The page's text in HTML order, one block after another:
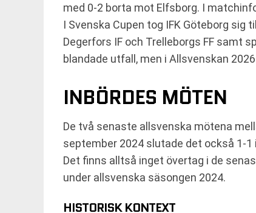
med 0-2 borta mot Elfsborg. I
I Svenska Cupen tog IFK Göteborg
Degerfors IF och Trelleborgs FF samt
blandade utfall, men i Allsvenskan
INBÖRDES MÖTEN
De två senaste allsvenska mötena
september 2024 slutade det också 1-1
Det finns alltså inget övertag i de
under allsvenska säsongen 2024.
HISTORISK KONTEXT